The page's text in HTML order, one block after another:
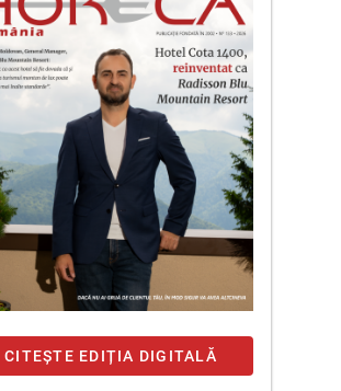
CITEȘTE EDIȚIA DIGITALĂ